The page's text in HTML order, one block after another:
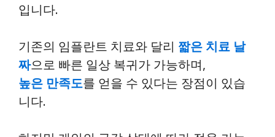
입니다.
기존의 임플란트 치료와 달리 짧은 치료 날
짜으로 빠른 일상 복귀가 가능하며,
높은 만족도를 얻을 수 있다는 장점이 있습
니다.